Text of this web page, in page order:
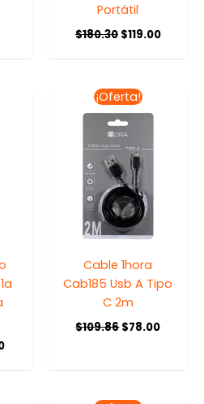
Portátil
$180.30 $119.00
¡Oferta!
Cable 1hora
Cab185 Usb A Tipo
C 2m
$109.86
El
precio
original
era:
$109.86.
$78.00